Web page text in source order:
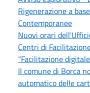
Rigenerazione a
Contemporanee
Nuovi orari
Centri di
“Facilitazione
Il comune di Borca
automatico delle